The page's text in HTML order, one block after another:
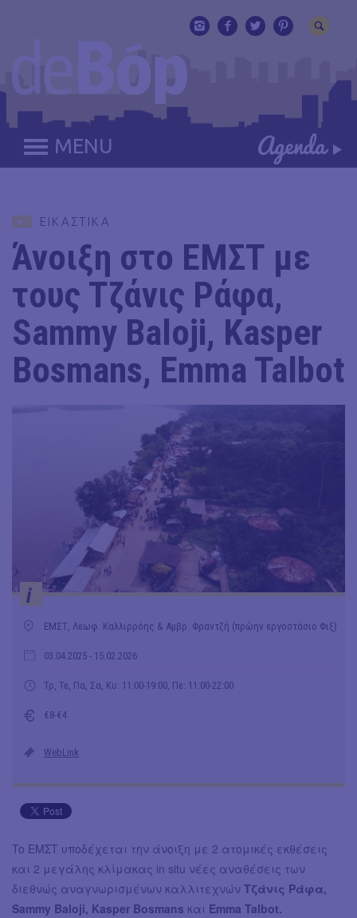
MENU
ΕΙΚΑΣΤΙΚΑ
Άνοιξη στο ΕΜΣΤ με
τους Τζάνις Ράφα,
Sammy Baloji, Kasper
Bosmans, Emma Talbot
i
ΕΜΣΤ, Λεωφ. Καλλιρρόης & Αμβρ. Φραντζή (πρώην εργοστάσιο Φιξ)
03.04.2025 - 15.02.2026
Τρ, Τε, Πα, Σα, Κυ: 11:00-19:00, Πε: 11:00-22:00
€8-€4
WebLink
To EΜΣΤ υποδέχεται την άνοιξη με 2 ατομικές εκθέσεις
και 2 μεγάλης κλίμακας in situ νέες αναθέσεις των
διεθνώς αναγνωρισμένων καλλιτεχνών Τζάνις Ράφα,
Sammy Baloji, Kasper Bosmans και Emma Talbot.